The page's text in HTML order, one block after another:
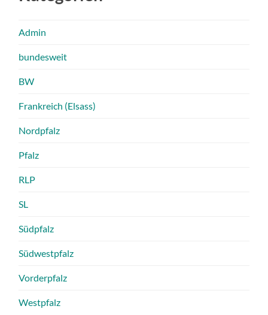
Admin
bundesweit
BW
Frankreich (Elsass)
Nordpfalz
Pfalz
RLP
SL
Südpfalz
Südwestpfalz
Vorderpfalz
Westpfalz